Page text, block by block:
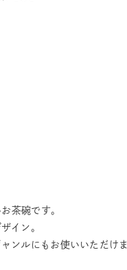
茶碗です。
イン。
ンルにもお使いいただけま